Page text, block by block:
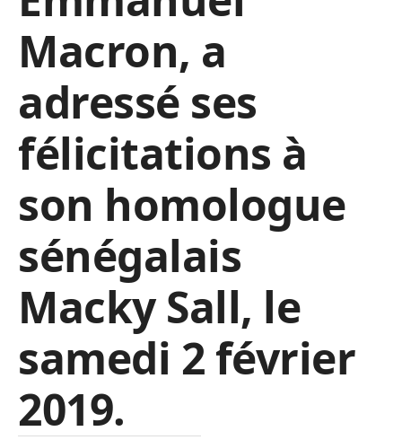
Macron, a
adressé ses
félicitations à
son homologue
sénégalais
Macky Sall, le
samedi 2 février
2019.